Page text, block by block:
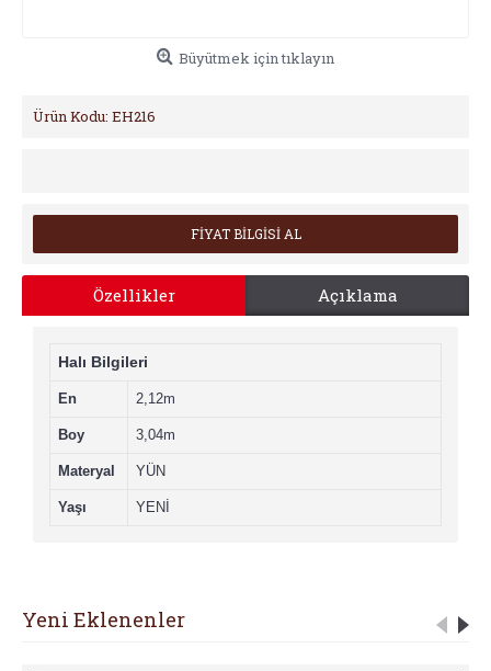
Büyütmek için tıklayın
Ürün Kodu: EH216
FİYAT BİLGİSİ AL
Özellikler Açıklama
Halı Bilgileri
En 2,12m
Boy 3,04m
Materyal YÜN
Yaşı YENİ
Yeni Eklenenler